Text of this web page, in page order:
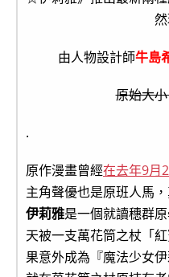
由人物設計師牛島
原始大
.
原作漫畫曾經在去年9月
主角聲優也是原班人馬
伊莉雅是一個就讀穗群
天被一支萬花筒之杖「
果意外成為『魔法少女